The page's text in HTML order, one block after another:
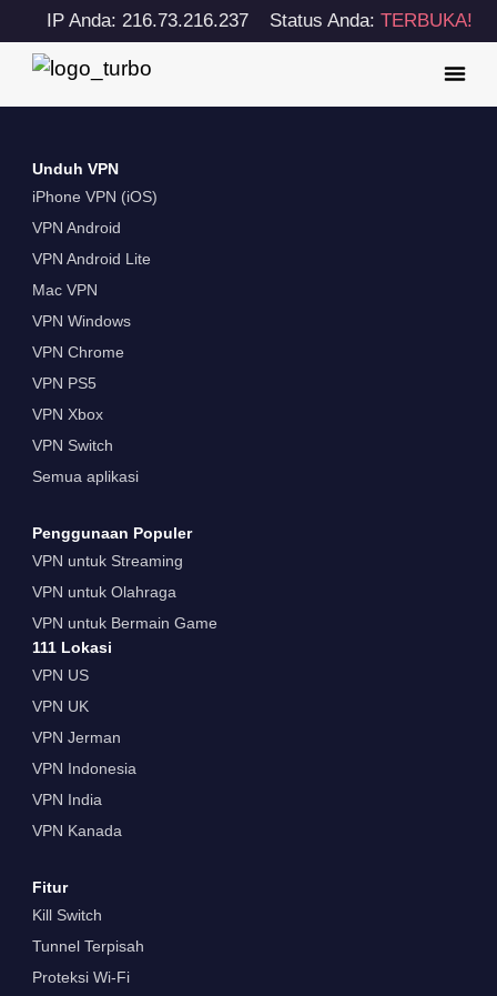
IP Anda: 216.73.216.237 Status Anda: TERBUKA!
Unduh VPN
iPhone VPN (iOS)
VPN Android
VPN Android Lite
Mac VPN
VPN Windows
VPN Chrome
VPN PS5
VPN Xbox
VPN Switch
Semua aplikasi
Penggunaan Populer
VPN untuk Streaming
VPN untuk Olahraga
VPN untuk Bermain Game
111 Lokasi
VPN US
VPN UK
VPN Jerman
VPN Indonesia
VPN India
VPN Kanada
Fitur
Kill Switch
Tunnel Terpisah
Proteksi Wi-Fi